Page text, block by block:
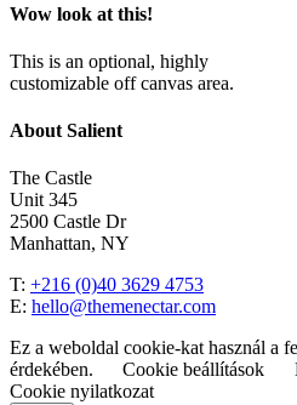
Wow look at this!
This is an optional, highly
customizable off canvas area.
About Salient
The Castle
Unit 345
2500 Castle Dr
Manhattan, NY
T: +216 (0)40 3629 4753
E: hello@themenectar.com
Ez a weboldal cookie-kat használ a
érdekében.
Cookie beállítások
Cookie nyilatkozat